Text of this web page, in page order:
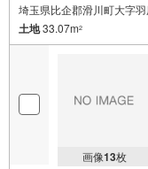
埼玉県比企郡滑川町大字羽
土地33.07m2
画像13枚